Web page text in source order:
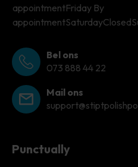
appointmentFriday By
appointmentSaturdayClosed
Bel ons
073 888 44 22
Mail ons
Punctually